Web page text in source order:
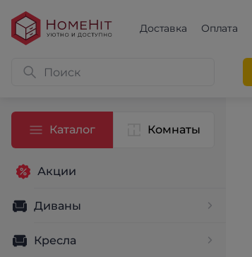
Доставка Оплата
Каталог Комнаты
Акции
Диваны
Кресла